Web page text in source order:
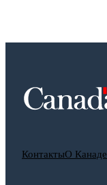
КонтактыО Канаде